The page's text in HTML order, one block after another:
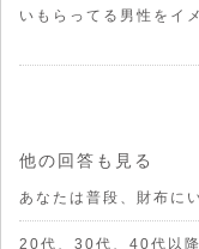
いもらってる男性をイ
他の回答も見る
あなたは普段、財布に
20代、30代、40代以